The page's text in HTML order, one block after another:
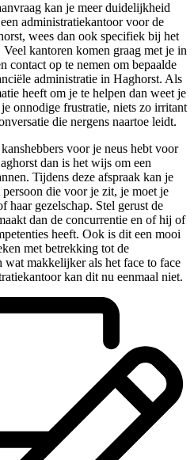
kan je meer duidelijkheid
administratiekantoor voor de
wees dan ook specifiek bij het
kantoren komen graag met je in
contact op te nemen om bepaalde
administratie in Haghorst. Als
heeft om je te helpen dan weet je
onnodige frustratie, niets zo irritant
die nergens naartoe leidt.
voor je neus hebt voor
dan is het wijs om een
Tijdens deze afspraak kan je
die voor je zit, je moet je
gezelschap. Stel gerust de
dan de concurrentie en of hij of
heeft. Ook is dit een mooi
met betrekking tot de
makkelijker als het face to face
kan dit nu eenmaal niet.